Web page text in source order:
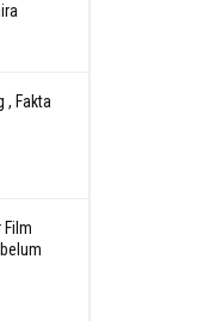
, Fakta
Film